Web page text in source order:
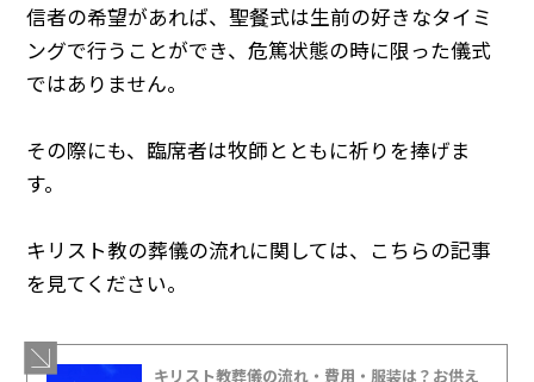
信者の希望があれば、聖餐式は生前の好きなタイミ
ングで行うことができ、危篤状態の時に限った儀式
ではありません。
その際にも、臨席者は牧師とともに祈りを捧げま
す。
キリスト教の葬儀の流れに関しては、こちらの記事
を見てください。
キリスト教葬儀の流れ・費用・服装は？お供え